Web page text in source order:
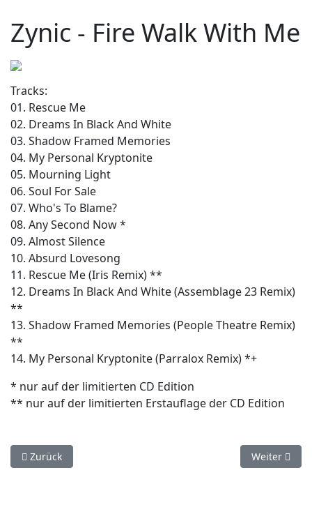
Zynic - Fire Walk With Me
Tracks:
01. Rescue Me
02. Dreams In Black And White
03. Shadow Framed Memories
04. My Personal Kryptonite
05. Mourning Light
06. Soul For Sale
07. Who's To Blame?
08. Any Second Now *
09. Almost Silence
10. Absurd Lovesong
11. Rescue Me (Iris Remix) **
12. Dreams In Black And White (Assemblage 23 Remix)
**
13. Shadow Framed Memories (People Theatre Remix)
**
14. My Personal Kryptonite (Parralox Remix) *+
* nur auf der limitierten CD Edition
** nur auf der limitierten Erstauflage der CD Edition
Vorheriger Beitrag: Vision Talk - Unlike (Digitale Single)
Zurück Nächster
Weiter